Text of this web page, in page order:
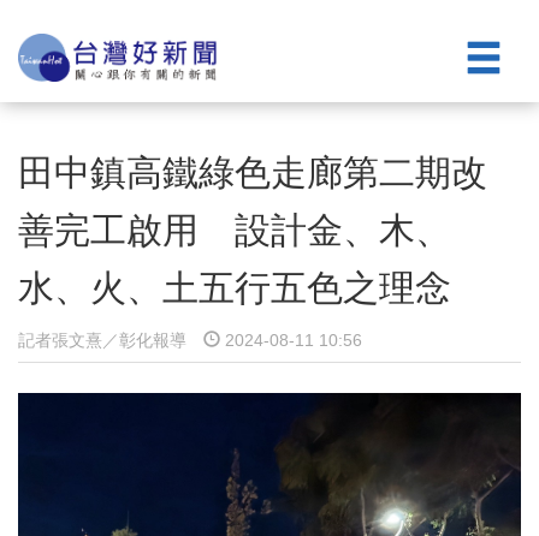
田中鎮高鐵綠色走廊第二期改
善完工啟用 設計金、木、
水、火、土五行五色之理念
記者張文熹／彰化報導 2024-08-11 10:56